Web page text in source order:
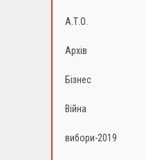
А.Т.О.
Архів
Бізнес
Війна
вибори-2019